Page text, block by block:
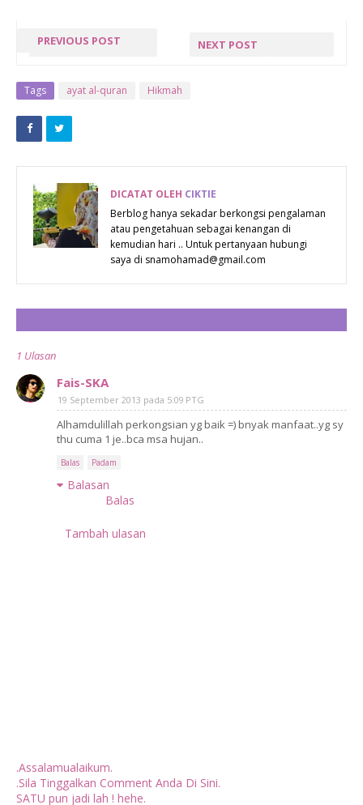
PREVIOUS POST NEXT POST
Tags ayat al-quran Hikmah
DICATAT OLEH CIKTIE
Berblog hanya sekadar berkongsi pengalaman
atau pengetahuan sebagai kenangan di
kemudian hari .. Untuk pertanyaan hubungi
saya di snamohamad@gmail.com
1 Ulasan
Fais-SKA
19 September 2013 pada 5:09 PTG
Alhamdulillah perkongsian yg baik =) bnyak manfaat..yg sy
thu cuma 1 je..bca msa hujan..
Balas Padam
Balasan
Balas
Tambah ulasan
.Assalamualaikum.
.Sila Tinggalkan Comment Anda Di Sini.
SATU pun jadi lah ! hehe.